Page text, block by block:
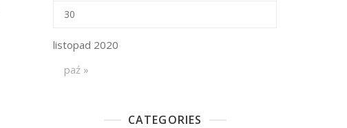
listopad 2020
30
paź »
CATEGORIES